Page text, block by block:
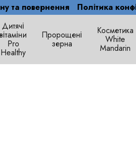
та повернення Політика
Дитячі
вітаміни
Pro
Healthy
Пророщені
зерна
Косметика
White
Mandarin